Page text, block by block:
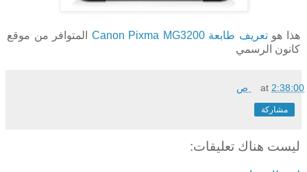
هذا هوتعريف طابعة Canon Pixma MG3200
المتوافر من موقع
كانون الرسمي
at 2:38:00 ص
مشاركة
ليست هناك تعليقات: